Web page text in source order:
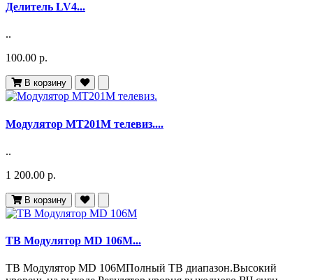
Делитель LV4...
..
100.00 р.
В корзину
Модулятор МТ201М телевиз....
..
1 200.00 р.
В корзину
ТВ Модулятор MD 106М...
ТВ Модулятор MD 106МПолный ТВ диапазон.Высокий